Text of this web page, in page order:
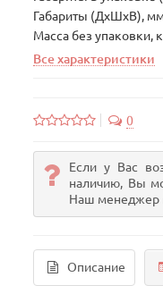
Габариты (ДхШхВ),
Масса без упаковки,
Все характеристики
0
Если у Вас
наличию, Вы
Наш менеджер
Описание